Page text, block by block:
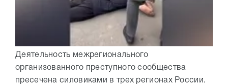
Деятельность межрегионального
организованного преступного сообщества
пресечена силовиками в трех регионах России.